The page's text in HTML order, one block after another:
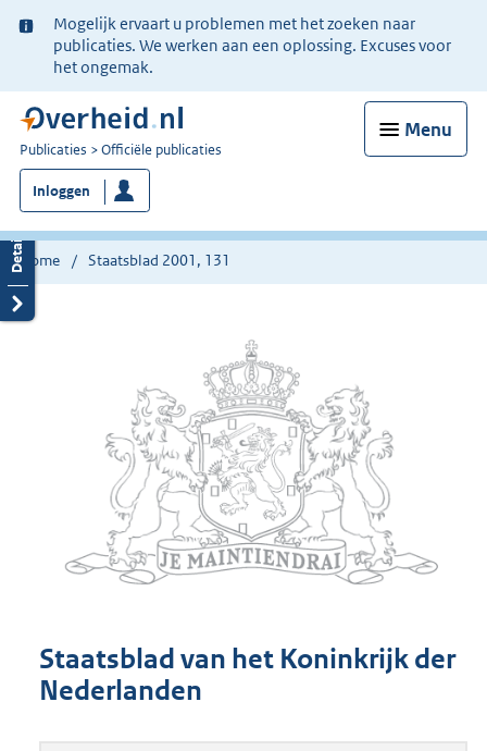
Ter
informatie:
Mogelijk ervaart u problemen met het zoeken naar
publicaties. We werken aan een oplossing. Excuses voor
het ongemak.
Menu
U
bent
nu
hier:
Publicaties Officiële publicaties
Inloggen
Home Staatsblad 2001, 131
Staatsblad van het Koninkrijk der
Nederlanden